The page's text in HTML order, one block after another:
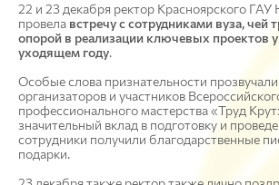
22 и 23 декабря ректор Красноярского
провела встречу с сотрудниками вуза, чей
опорой в реализации ключевых проектов
уходящем году.
Особые слова признательности прозвучали
организаторов и участников
профессионального мастерства «Труд
значительный вклад в подготовку и
сотрудники получили благодарственные
подарки.